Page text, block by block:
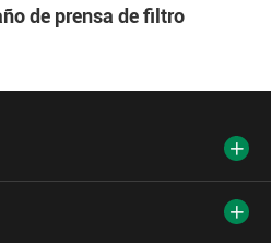
de prensa de filtro

